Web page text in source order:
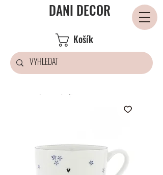
Košík
DANI DECOR